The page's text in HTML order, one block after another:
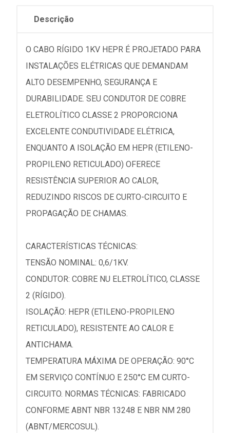
Descrição
O CABO RÍGIDO 1KV HEPR É PROJETADO PARA
INSTALAÇÕES ELÉTRICAS QUE DEMANDAM
ALTO DESEMPENHO, SEGURANÇA E
DURABILIDADE. SEU CONDUTOR DE COBRE
ELETROLÍTICO CLASSE 2 PROPORCIONA
EXCELENTE CONDUTIVIDADE ELÉTRICA,
ENQUANTO A ISOLAÇÃO EM HEPR (ETILENO-
PROPILENO RETICULADO) OFERECE
RESISTÊNCIA SUPERIOR AO CALOR,
REDUZINDO RISCOS DE CURTO-CIRCUITO E
PROPAGAÇÃO DE CHAMAS.
CARACTERÍSTICAS TÉCNICAS:
TENSÃO NOMINAL: 0,6/1KV.
CONDUTOR: COBRE NU ELETROLÍTICO, CLASSE
2 (RÍGIDO).
ISOLAÇÃO: HEPR (ETILENO-PROPILENO
RETICULADO), RESISTENTE AO CALOR E
ANTICHAMA.
TEMPERATURA MÁXIMA DE OPERAÇÃO: 90°C
EM SERVIÇO CONTÍNUO E 250°C EM CURTO-
CIRCUITO. NORMAS TÉCNICAS: FABRICADO
CONFORME ABNT NBR 13248 E NBR NM 280
(ABNT/MERCOSUL).